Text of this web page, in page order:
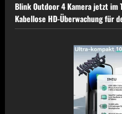
Blink Outdoor 4 Kamera jetzt im
Kabellose HD-Überwachung für